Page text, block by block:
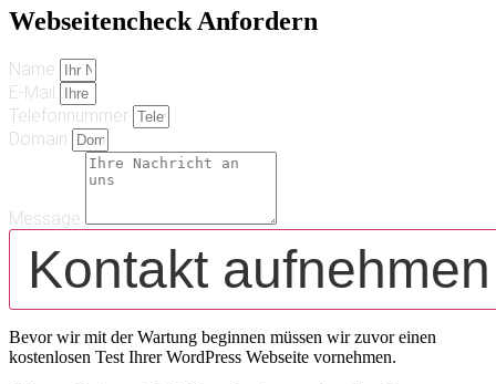
Webseitencheck Anfordern
Name
E-Mail
Telefonnummer
Domain
Message
Kontakt aufnehmen
Bevor wir mit der Wartung beginnen müssen wir zuvor einen
kostenlosen Test Ihrer WordPress Webseite vornehmen.